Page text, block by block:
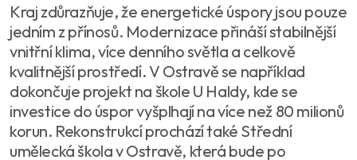
Kraj zdůrazňuje, že energetické úspory jsou pouze
jedním z přínosů. Modernizace přináší stabilnější
vnitřní klima, více denního světla a celkově
kvalitnější prostředí. V Ostravě se například
dokončuje projekt na škole U Haldy, kde se
investice do úspor vyšplhají na více než 80 milionů
korun. Rekonstrukcí prochází také Střední
umělecká škola v Ostravě, která bude po